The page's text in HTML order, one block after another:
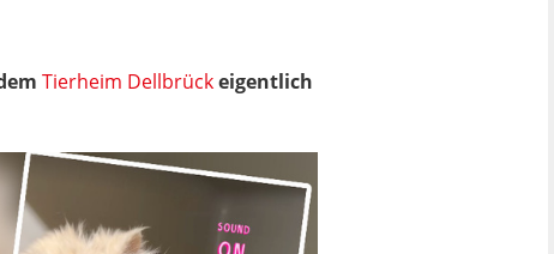
Tierheim Dellbrückeigentlich